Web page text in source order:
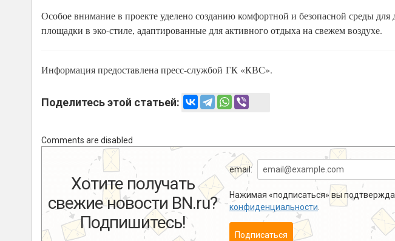
Особое внимание в проекте уделено созданию комфортной и безопасной среды
площадки в эко-стиле, адаптированные для активного отдыха на свежем воздухе.
Информация предоставлена пресс-службой ГК «КВС».
Поделитесь этой статьей:
Comments are disabled
Хотите получать
свежие новости BN.ru?
Подпишитесь!
email:
Нажимая «подписаться» вы
конфиденциальности
Подписаться